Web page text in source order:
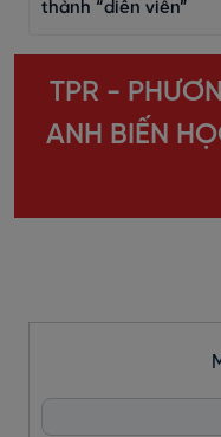
thành “diễn viên”
TPR -
ANH BIẾN